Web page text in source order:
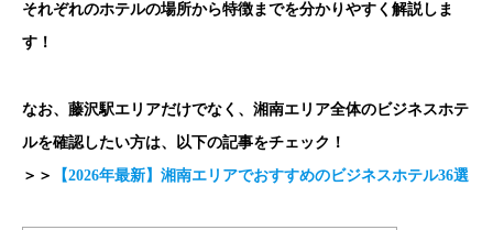
それぞれのホテルの場所から特徴までを分かりやすく解説しま
す！
なお、藤沢駅エリアだけでなく、湘南エリア全体のビジネスホテ
ルを確認したい方は、以下の記事をチェック！
＞＞
【2026年最新】湘南エリアでおすすめのビジネスホテル36選